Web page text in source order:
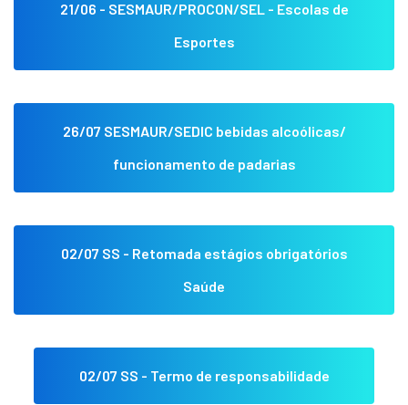
21/06 - SESMAUR/PROCON/SEL - Escolas de
Esportes
26/07 SESMAUR/SEDIC bebidas alcoólicas/
funcionamento de padarias
02/07 SS - Retomada estágios obrigatórios
Saúde
02/07 SS - Termo de responsabilidade